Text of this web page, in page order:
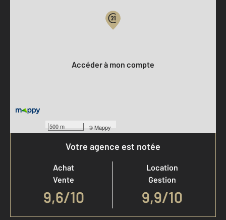
500 m ©Mappy
Accéder à mon compte
Votre agence est notée
Achat
Vente
9,6/10
Location
Gestion
9,9/10